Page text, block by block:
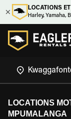
LOCATIONS
Harley, Yamaha,
LOCATIONS
MPUMALANGA